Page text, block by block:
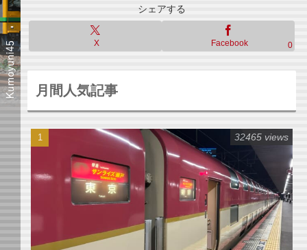
シェアする
X Facebook 0
月間人気記事
32465 views